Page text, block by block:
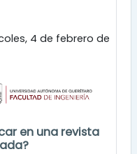
4 de febrero de
en una revista